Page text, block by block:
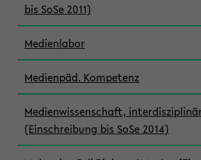
bis SoSe 2011)
Medienlabor
Medienpäd. Kompetenz
Medienwissenschaft,
(Einschreibung bis SoSe 2014)